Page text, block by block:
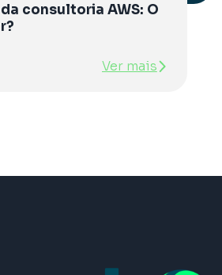
consultoria AWS: O
Ver mais